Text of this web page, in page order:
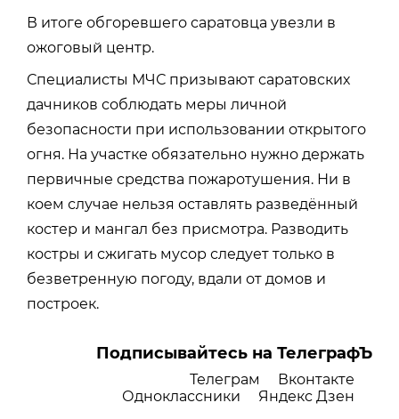
В итоге обгоревшего саратовца увезли в
ожоговый центр.
Специалисты МЧС призывают саратовских
дачников соблюдать меры личной
безопасности при использовании открытого
огня. На участке обязательно нужно держать
первичные средства пожаротушения. Ни в
коем случае нельзя оставлять разведённый
костер и мангал без присмотра. Разводить
костры и сжигать мусор следует только в
безветренную погоду, вдали от домов и
построек.
Подписывайтесь на ТелеграфЪ
Телеграм
Вконтакте
Одноклассники
Яндекс Дзен